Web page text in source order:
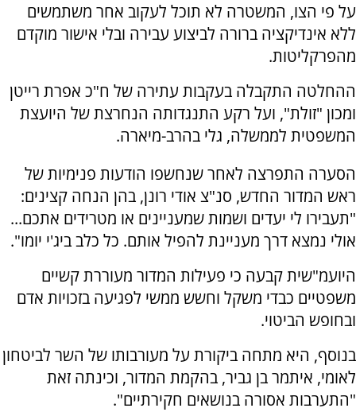
על פי הצו, המשטרה לא תוכל לעקוב אחר משתמשים
ללא אינדיקציה ברורה לביצוע עבירה ובלי אישור מוקדם
מהפרקליטות.
ההחלטה התקבלה בעקבות עתירה של ח"כ אפרת רייטן
ומכון "זולת", ועל רקע התנגדותה הנחרצת של היועצת
המשפטית לממשלה, גלי בהרב-מיארה.
הסערה התפרצה לאחר שנחשפו הודעות פנימיות של
ראש המדור החדש, סנ"צ אודי רונן, בהן הנחה קצינים:
"תעבירו לי יעדים ושמות שמעניינים או מטרידים אתכם...
אולי נמצא דרך מעניינת להפיל אותם. כל כלב ביג'י יומו".
היועמ"שית קבעה כי פעילות המדור מעוררת קשיים
משפטיים כבדי משקל וחשש ממשי לפגיעה בזכויות אדם
ובחופש הביטוי.
בנוסף, היא מתחה ביקורת על מעורבותו של השר לביטחון
לאומי, איתמר בן גביר, בהקמת המדור, וכינתה זאת
"התערבות אסורה בנושאים חקירתיים".